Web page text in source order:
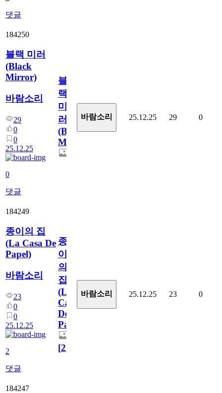
댓글
184250
블랙 미러
(Black
Mirror)
바람소리
29
0
0
25.12.25
0
댓글
블
랙
미
러
(Black
Mirror)
바람소리 25.12.25 29 0
184249
종이의 집
(La Casa De
Papel)
바람소리
23
0
0
25.12.25
2
댓글
종
이
의
집
(La
Casa
De
Papel)
[2]
바람소리 25.12.25 23 0
184247